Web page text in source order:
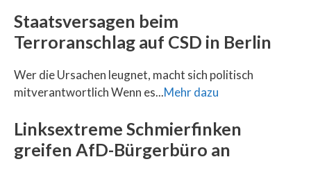
Staatsversagen beim
Terroranschlag auf CSD in Berlin
Wer die Ursachen leugnet, macht sich politisch
mitverantwortlich Wenn es...Mehr dazu
Linksextreme Schmierfinken
greifen AfD-Bürgerbüro an